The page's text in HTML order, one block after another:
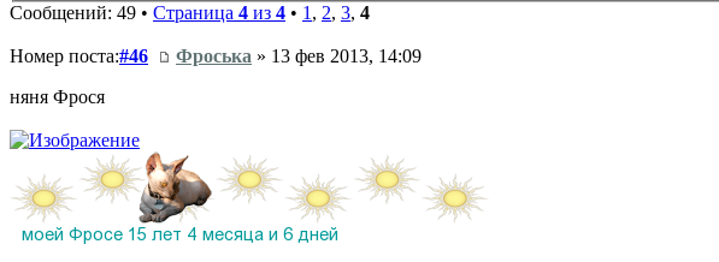
Сообщений: 49 • Страница 4 из 4 • 1 , 2, 3, 4
Номер поста:#46 Фроська » 13 фев 2013, 14:09
няня Фрося